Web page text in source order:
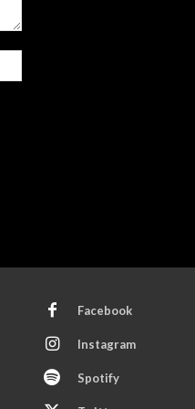
Facebook
Instagram
Spotify